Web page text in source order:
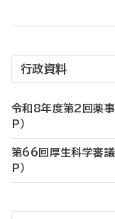
行政資料
令和8年度第2回薬事
P）
第66回厚生科学審議
P）